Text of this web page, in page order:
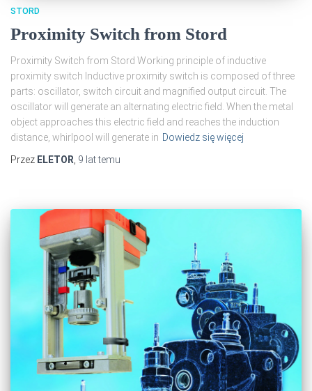
STORD
Proximity Switch from Stord
Proximity Switch from Stord Working principle of inductive
proximity switch Inductive proximity switch is composed of three
parts: oscillator, switch circuit and magnified output circuit. The
oscillator will generate an alternating electric field. When the metal
object approaches this electric field and reaches the induction
distance, whirlpool will generate in Dowiedz się więcej
Przez ELETOR, 9 lattemu